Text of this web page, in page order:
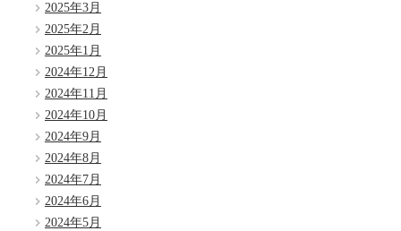
2025年3月
2025年2月
2025年1月
2024年12月
2024年11月
2024年10月
2024年9月
2024年8月
2024年7月
2024年6月
2024年5月